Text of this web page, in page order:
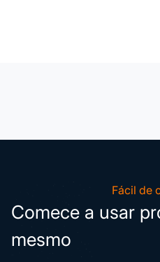
Fácil de
Comece a usar
mesmo